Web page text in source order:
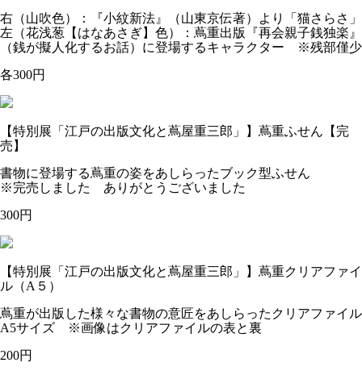
右（山吹色）：『小紋新法』（山東京伝著）より「猫さらさ」
左（花浅葱【はなあさぎ】色）：蔦重出版『再会親子銭独楽』
（銭が擬人化するお話）に登場するキャラクター ※残部僅少
各300円
【特別展「江戸の出版文化と蔦屋重三郎」】蔦重ふせん【完
売】
書物に登場する蔦重の姿をあしらったブック型ふせん
※完売しました ありがとうございました
300円
【特別展「江戸の出版文化と蔦屋重三郎」】蔦重クリアファイ
ル（A５）
蔦重が出版した様々な書物の意匠をあしらったクリアファイル
A5サイズ ※画像はクリアファイルの表と裏
200円